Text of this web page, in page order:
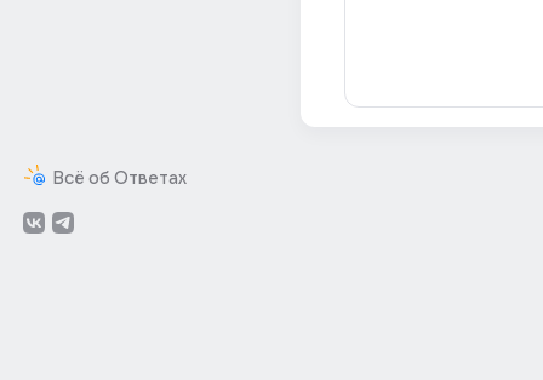
Всё об Ответах